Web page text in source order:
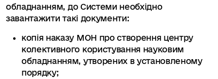
обладнанням, до Системи необхідно
завантажити такі документи:
копія наказу МОН про створення центру
колективного користування науковим
обладнанням, утворених в установленому
порядку;